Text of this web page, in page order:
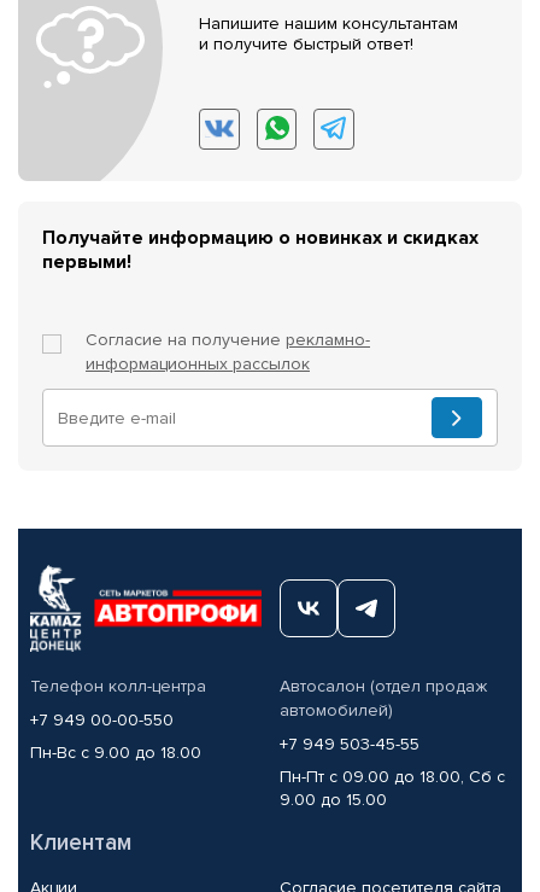
Напишите нашим консультантам
и получите быстрый ответ!
Получайте информацию о новинках и скидках
первыми!
Согласие на получение рекламно-
информационных рассылок
Телефон колл-центра
+7 949 00-00-550
Пн-Вс с 9.00 до 18.00
Автосалон (отдел продаж
автомобилей)
+7 949 503-45-55
Пн-Пт с 09.00 до 18.00, Сб с
9.00 до 15.00
Клиентам
Акции Согласие посетителя сайта